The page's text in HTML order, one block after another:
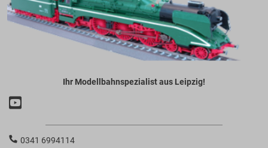
Ihr Modellbahnspezialist aus Leipzig!
0341 6994114